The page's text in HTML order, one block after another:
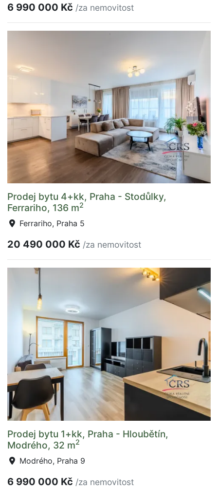
6 990 000 Kč /za nemovitost
Prodej bytu 4+kk, Praha - Stodůlky,
Ferrariho, 136 m2
Ferrariho, Praha 5
20 490 000 Kč /za nemovitost
Prodej bytu 1+kk, Praha - Hloubětín,
Modrého, 32 m2
Modrého, Praha 9
6 990 000 Kč /za nemovitost